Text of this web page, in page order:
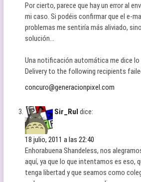
Por cierto, parece que hay un error al
mi caso. Si podéis confirmar que el e-
problemas me sentiría más aliviado,
solución…
Una notificación automática me dice lo
Delivery to the following recipients
concuro@generacionpixel.com
Sir_Rul dice:
18 julio, 2011 a las 22:40
Enhorabuena Shandeless, nos
aquí, ya que lo que intentamos es eso,
tenga libertad y que seamos como